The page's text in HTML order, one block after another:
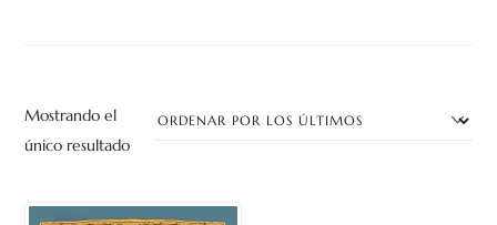
Mostrando el
único resultado